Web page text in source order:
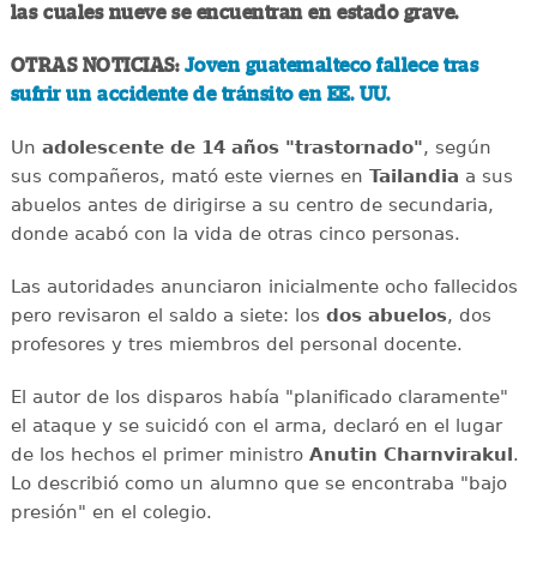
las cuales nueve se encuentran en estado grave.
OTRAS NOTICIAS: Joven guatemalteco fallece tras
sufrir un accidente de tránsito en EE. UU.
Un adolescente de 14 años "trastornado", según
sus compañeros, mató este viernes en Tailandia a sus
abuelos antes de dirigirse a su centro de secundaria,
donde acabó con la vida de otras cinco personas.
Las autoridades anunciaron inicialmente ocho fallecidos
pero revisaron el saldo a siete: los dos abuelos, dos
profesores y tres miembros del personal docente.
El autor de los disparos había "planificado claramente"
el ataque y se suicidó con el arma, declaró en el lugar
de los hechos el primer ministro Anutin Charnvirakul.
Lo describió como un alumno que se encontraba "bajo
presión" en el colegio.